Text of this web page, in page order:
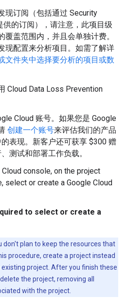
现订阅（包括通过 Security
供的订阅），请注意，此项目级
覆盖范围内，并且会单独计费。
现配置来分析项目。如需了解详
文件夹中选择要分析的项目或数
Cloud Data Loss Prevention
Cloud 账号。如果您是 Google
创建一个账号来评估我们的产品
表现。新客户还可获享 $300 赠
测试和部署工作负载。
Cloud console, on the project
select or create a Google Cloud
to select or create a
don't plan to keep the resources that
procedure, create a project instead
project. After you finish these
the project, removing all
with the project.